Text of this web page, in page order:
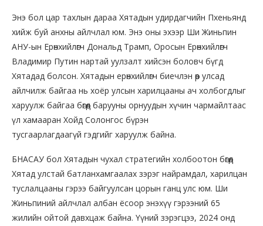
Энэ бол цар тахлын дараа Хятадын удирдагчийн Пхеньянд
хийж буй анхны айлчлал юм. Энэ оны эхээр Ши Жиньпин
АНУ-ын Ерөнхийлөгч Дональд Трамп, Оросын Ерөнхийлөгч
Владимир Путин нартай уулзалт хийсэн боловч бүгд
Хятадад болсон. Хятадын ерөнхийлөгч биечлэн өөр улсад
айлчилж байгаа нь хоёр улсын харилцааны ач холбогдлыг
харуулж байгаа бөгөөд барууны орнуудын хүчин чармайлтаас
үл хамааран Хойд Солонгос бүрэн
тусгаарлагдаагүй гэдгийг харуулж байна.
БНАСАУ бол Хятадын чухал стратегийн холбоотон бөгөөд
Хятад улстай батлан​хамгаалах зэрэг найрамдал, харилцан
туслалцааны гэрээ байгуулсан цорын ганц улс юм. Ши
Жиньпиний айлчлал албан ёсоор энэхүү гэрээний 65
жилийн ойтой давхцаж байна. Үүний зэрэгцээ, 2024 онд